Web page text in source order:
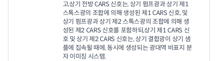
고,상기 전방 CARS 신호는, 상기 펌프광과 상기 제1
스톡스광의 조합에 의해 생성된 제1 CARS 신호, 및
상기 펌프광과 상기 제2 스톡스광의 조합에 의해 생
성된 제2 CARS 신호를 포함하되,상기 제1 CARS 신
호 및 상기 제2 CARS 신호는, 상기 결합광이 상기 샘
플에 집속될 때에, 동시에 생성되는 광대역 비표지 분
자 이미징 시스템.